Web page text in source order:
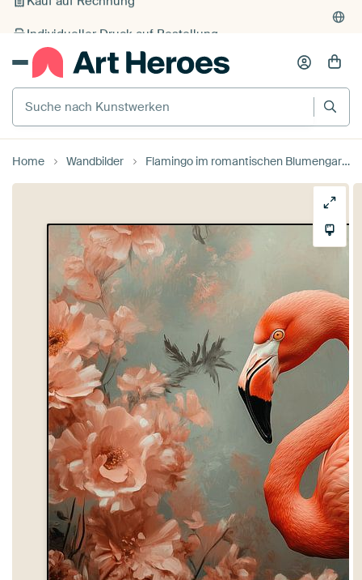
Suche nach Kunstwerken
Home Wandbilder Flamingo im romantischen Blumengarten von Eva Lee